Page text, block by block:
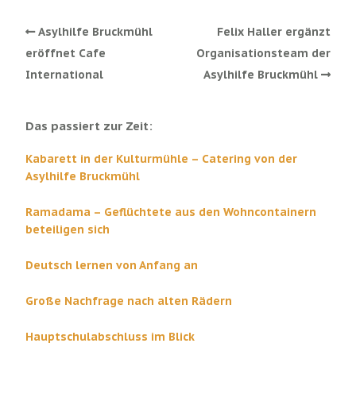
Asylhilfe Bruckmühl
eröffnet Cafe
International
Felix Haller ergänzt
Organisationsteam der
Asylhilfe Bruckmühl
Das passiert zur Zeit:
Kabarett in der Kulturmühle – Catering von der
Asylhilfe Bruckmühl
Ramadama – Geflüchtete aus den Wohncontainern
beteiligen sich
Deutsch lernen von Anfang an
Große Nachfrage nach alten Rädern
Hauptschulabschluss im Blick